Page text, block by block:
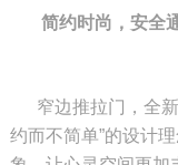
简约时尚，安全
窄边推拉门，全新
约而不简单”的设计